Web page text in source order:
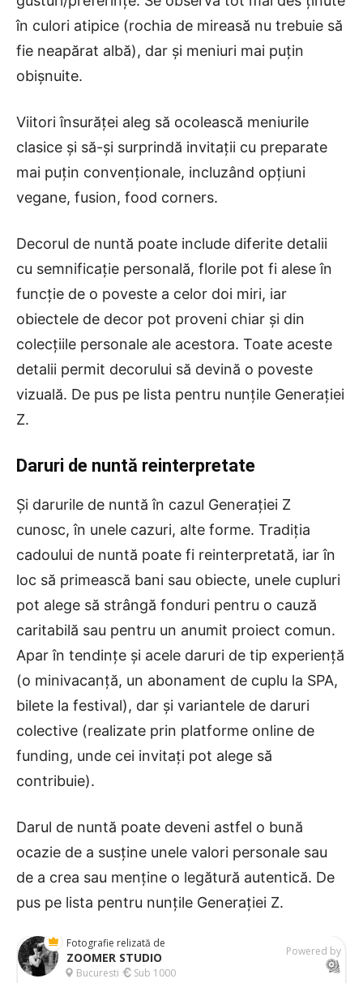
în culori atipice (rochia de mireasă nu trebuie să
fie neapărat albă), dar și meniuri mai puțin
obișnuite.
Viitori însurăței aleg să ocolească meniurile
clasice și să-și surprindă invitații cu preparate
mai puțin convenționale, incluzând opțiuni
vegane, fusion, food corners.
Decorul de nuntă poate include diferite detalii
cu semnificație personală, florile pot fi alese în
funcție de o poveste a celor doi miri, iar
obiectele de decor pot proveni chiar și din
colecțiile personale ale acestora. Toate aceste
detalii permit decorului să devină o poveste
vizuală. De pus pe lista pentru nunțile Generației
Z.
Daruri de nuntă reinterpretate
Și darurile de nuntă în cazul Generației Z
cunosc, în unele cazuri, alte forme. Tradiția
cadoului de nuntă poate fi reinterpretată, iar în
loc să primească bani sau obiecte, unele cupluri
pot alege să strângă fonduri pentru o cauză
caritabilă sau pentru un anumit proiect comun.
Apar în tendințe și acele daruri de tip experiență
(o minivacanță, un abonament de cuplu la SPA,
bilete la festival), dar și variantele de daruri
colective (realizate prin platforme online de
funding, unde cei invitați pot alege să
contribuie).
Darul de nuntă poate deveni astfel o bună
ocazie de a susține unele valori personale sau
de a crea sau menține o legătură autentică. De
pus pe lista pentru nunțile Generației Z.